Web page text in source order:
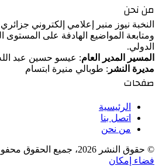
من نحن
النخبة نيوز منبر إعلامي إلكتروني جزائري
ومتابعة المواضيع الهادفة على المستوى
الدولي.
المسير المدير العام: عيسو حسين عبد
مديرة النشر : طوبالي منيرة ابتسام
صفحات
الرئيسية
اتصل بنا
من نحن
© حقوق النشر 2026، جميع الحقوق محفوظة |
فضاء إمكان